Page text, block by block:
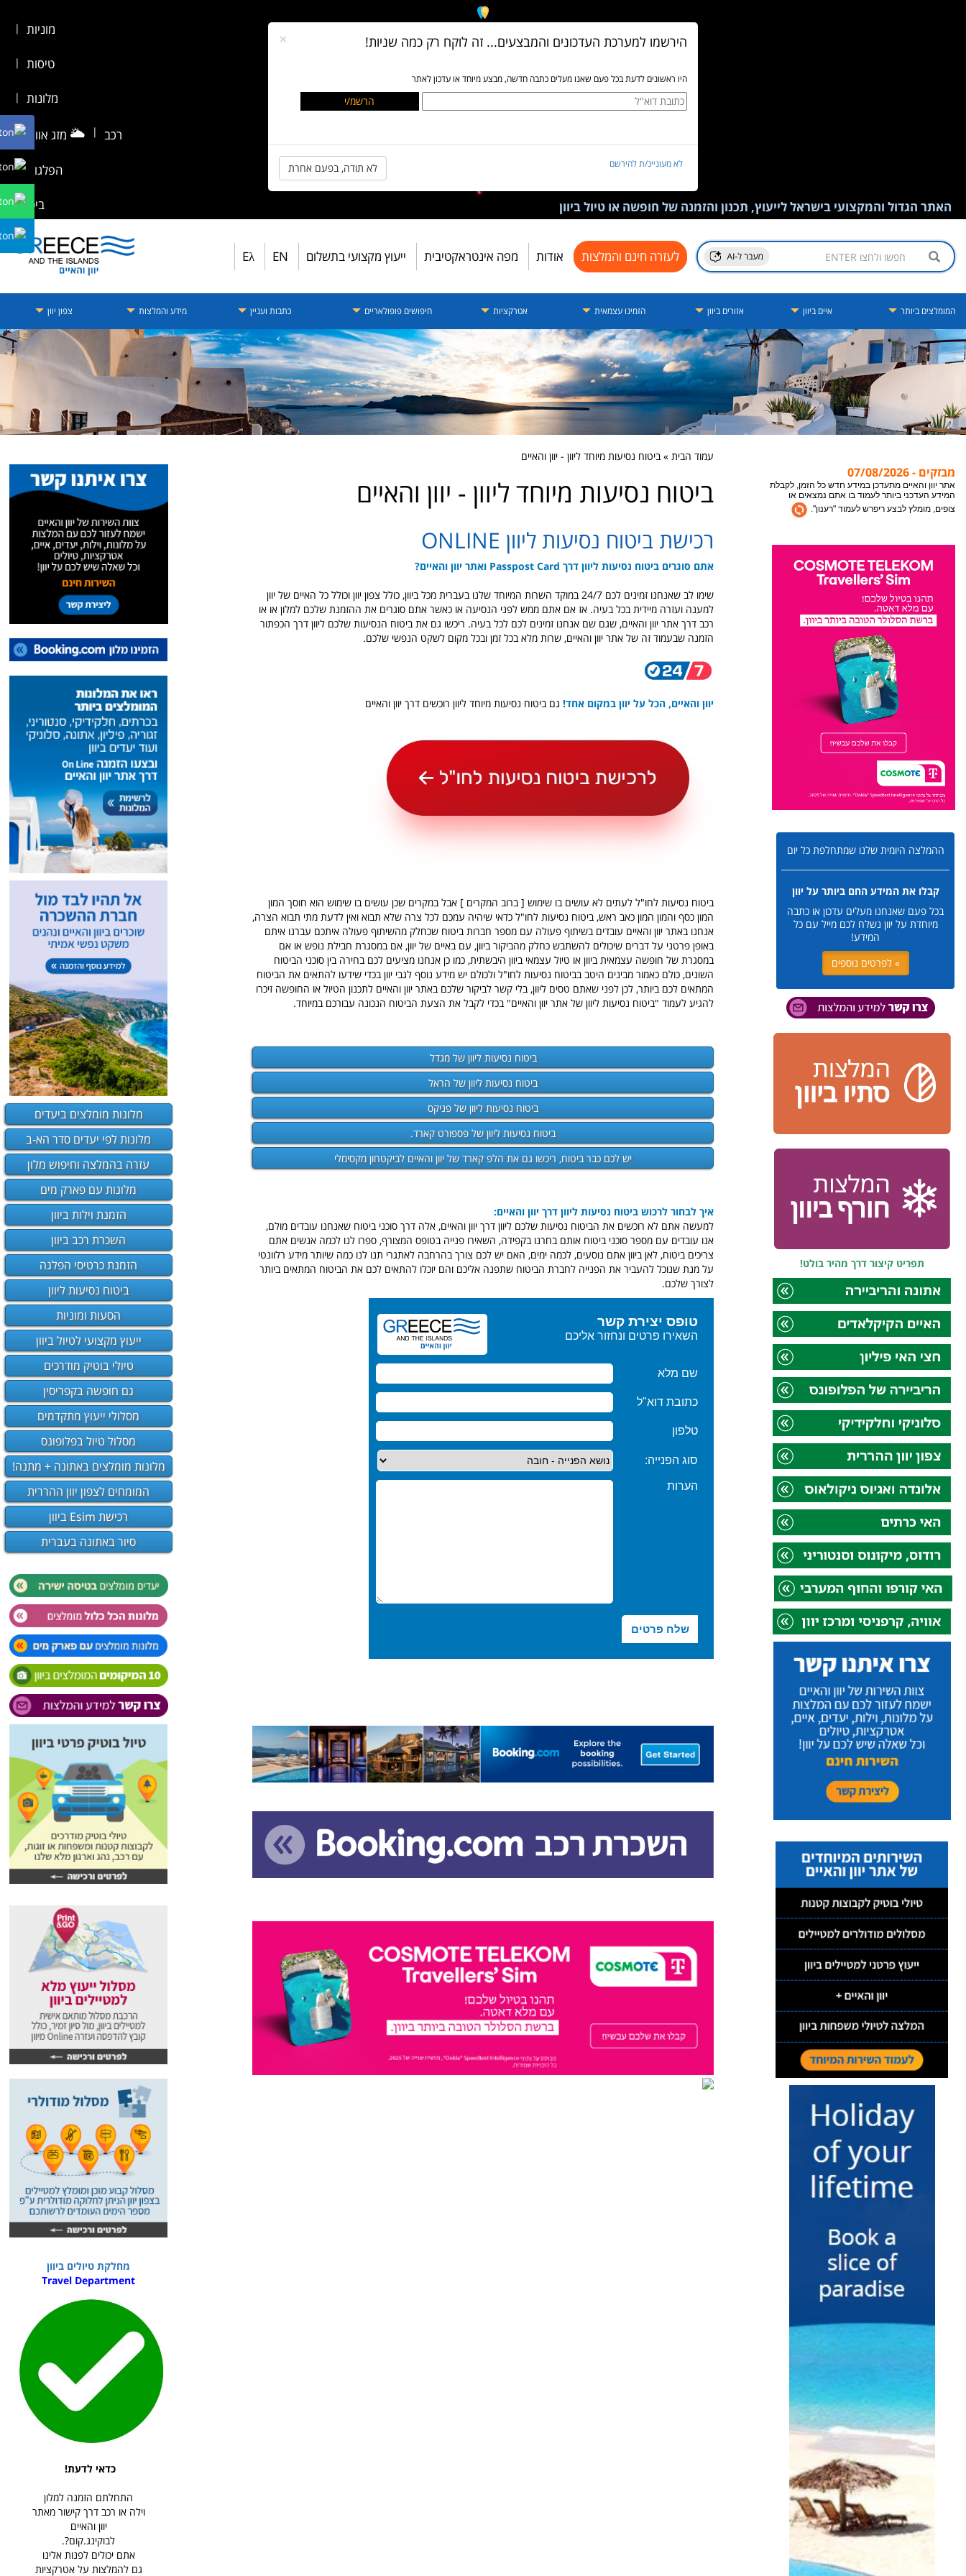
מוניות |
טיסות |
מלונות |
רכב |
🌥️ מזג אוויר |
הפלגות |
ביטוח האתר הגדול והמקצועי בישראל לייעוץ, תכנון והזמנה של חופשה או טיול ביוון
לעזרה חינם והמלצות אודות מפה אינטראקטיבית ייעוץ מקצועי בתשלום EN
Eλ
המומלצים ביותר איים ביוון אזורים ביוון הזמינו עצמאית אטרקציות חיפושים פופולאריים כתבות ועניין מידע והמלצות צפון יוון
עמוד הבית » ביטוח נסיעות מיוחד ליוון - יוון והאיים
מבזקים - 07/08/2026
צריכים עזרה? המלצה? משהו לא ברור? השאירו
נקח את זה משם עד לחופשה שלכם ביוון.
אתר יוון והאיים מתעדכן במידע חדש כל הזמן, לקבלת
המידע העדכני ביותר לעמוד בו אתם נמצאים או
צופים, מומלץ לבצע ריפרש לעמוד "רענון".
ההמלצה היומית שלנו שמתחלפת כל יום
קבלו את המידע החם ביותר על יוון
בכל פעם שאנחנו מעלים עדכון או כתבה
מיוחדת על יוון נשלח לכם מייל עם כל
המידע!
» לפרטים נוספים
תפריט קיצור דרך מהיר בולט!
× הירשמו למערכת העדכונים והמבצעים... זה לוקח רק כמה שניות!
היו ראשונים לדעת בכל פעם שאנו מעלים כתבה חדשה, מבצע מיוחד או עדכון לאתר
לא מעוניינ/ת להירשם לא תודה, בפעם אחרת
ביטוח נסיעות מיוחד ליוון - יוון והאיים
רכישת ביטוח נסיעות ליוון ONLINE
אתם סוגרים ביטוח נסיעות ליוון דרך Passpost Card ואתר יוון והאיים?
שימו לב שאנחנו זמינים לכם 24/7 במוקד השרות המיוחד שלנו בעברית מכל ביוון, כולל צפון יוון וכולל כל האיים של יוון
למענה ועזרה מיידית בכל בעיה. אז אם אתם ממש לפני הנסיעה או כאשר אתם סוגרים את ההזמנת שלכם למלון או או
רכב דרך אתר יוון והאיים, שגם שם אנחנו זמינים לכם לכל בעיה. ריכשו גם את ביטוח הנסיעות שלכם ליוון דרך הכפתור
הזמנה שבעמוד זה של אתר יוון והאיים, שרות מלא בכל זמן ובכל מקום לשקט הנפשי שלכם.
יוון והאיים, הכל על יוון במקום אחד! גם ביטוח נסיעות מיוחד ליוון רוכשים דרך יוון והאיים
ביטוח נסיעות לחו"ל לעתים לא עושים בו שימוש [ ברוב המקרים ] אבל במקרים שכן עושים בו שימוש הוא חוסך המון
המון כסף והמון המון כאב ראש, ביטוח נסיעות לחו"ל כדאי שיהיה עמכם לכל צרה שלא תבוא ואין לדעת מתי תבוא הצרה,
אנחנו באתר יוון והאיים עובדים בשיתוף פעולה עם מספר חברות ביטוח שכחלק מהשיתוף פעולה איתכם עברנו איתם
באופן פרטני על דברים שיכולים להשתבש כחלק מהביקור ביוון, עם באיים של יוון, אם במסגרת חבילת נופש או אם
במסגרת של חופשה עצמאית ביוון או טיול עצמאי ביוון היבשתית, כמו כן אנחנו מציעים לכם בחירה בין סוכני הביטוח
השונים, כולם כאמור מבינים היטב בביטוח נסיעות לחו"ל ולכולם יש מידע נוסף לגבי יוון בכדי שידעו להתאים את הביטוח
המתאים לכם ביותר, לכן לפני שאתם טסים ליוון, בלי קשר לביקור שלכם באתר יוון והאיים לתכנון הטיול או החופשה זיכרו
להגיע לעמוד "ביטוח נסיעות ליוון של אתר יוון והאיים" בכדי לקבל את הצעת הביטוח הנכונה עבורכם במיוחד.
ביטוח נסיעות ליוון של מגדל
ביטוח נסיעות ליוון של הראל
ביטוח נסיעות ליוון של פניקס
ביטוח נסיעות ליוון של פספורט קארד.
יש לכם כבר ביטוח, ריכשו גם את הלפ קארד של יוון והאיים לביקטחון מקסימלי
איך לבחור לרכוש ביטוח נסיעות ליוון דרך יוון והאיים:
למעשה אתם לא רוכשים את הביטוח נסיעות שלכם ליוון דרך יוון והאיים, אלה דרך סוכני ביטוח שאנחנו עובדים מולם,
אנו עובדים עם מספר סוכני ביטוח אותם בחרנו בקפידה, השאירו פנייה בטופס המצורף, ספרו לנו לכמה אנשים אתם
צריכים ביטוח, לאן ביוון אתם נוסעים, לכמה ימים, האם יש לכם צורך בהרחבה לאתגרי תנו לנו כמה שיותר מידע רלוונטי
על מנת שנוכל להעביר את הפנייה לחברת הביטוח שתפנה אליכם והם יוכלו להתאים לכם את הביטוח המתאים ביותר
לצורך שלכם.
מלונות מומלצים ביעדים
מלונות לפי יעדים סדר הא-ב
עזרה בהמלצה וחיפוש מלון
מלונות עם פארק מים
הזמנת וילות ביוון
השכרת רכב ביוון
הזמנת כרטיסי הפלגה
ביטוח נסיעות ליוון
הסעות ומוניות
ייעוץ מקצועי לטיול ביוון
טיולי בוטיק מודרכים
גם חופשה בקפריסין
מסלולי ייעוץ מתקדמים
מסלול טיול בפלופונס
מלונות מומלצים באתונה + מתנה!
המומחים לצפון יוון ההררית
רכישת Esim ביוון
סיור באתונה בעברית
מחלקת טיולים ביוון
Travel Department
כדאי לדעת!
התחלתם הזמנה למלון
וילה או רכב דרך קישור מאתר
יוון והאיים
לבוקינג.קום?.
אתם יכולים לפנות אלינו
גם להמלצות על אטרקציות